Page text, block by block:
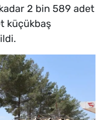
2 bin 589 adet
küçükbaş